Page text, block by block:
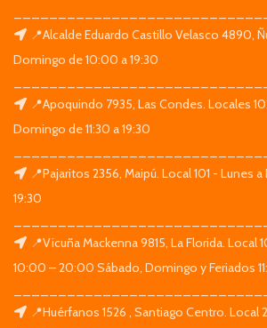
📍Alcalde Eduardo Castillo Velasco 4890,
Domingo de 10:00 a 19:30
📍Apoquindo 7935, Las Condes. Locales
Domingo de 11:30 a 19:30
📍Pajaritos 2356, Maipú. Local 101 - Lunes
19:30
📍Vicuña Mackenna 9815, La Florida. Local
10:00 – 20:00 Sábado, Domingo y Feriados
📍Huérfanos 1526 , Santiago Centro. Local